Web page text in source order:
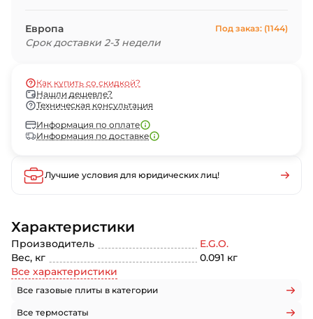
Характеристики
Производитель
E.G.O.
Вес, кг
0.091 кг
Все характеристики
Все газовые плиты в категории
Все термостаты
Европа Под заказ: (1144)
Срок доставки 2-3 недели
Как купить со скидкой?
Нашли дешевле?
Техническая консультация
Информация по оплате
Информация по доставке
Лучшие условия для юридических лиц!